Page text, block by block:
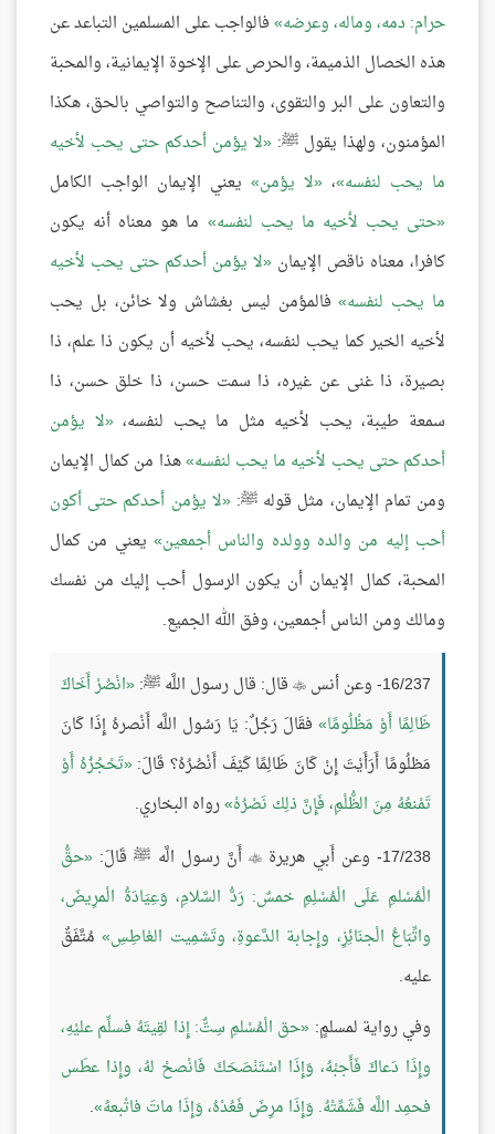
حرام: دمه، وماله، وعرضه فالواجب على المسلمين التباعد عن
هذه الخصال الذميمة، والحرص على الإخوة الإيمانية، والمحبة
والتعاون على البر والتقوى، والتناصح والتواصي بالحق، هكذا
المؤمنون، ولهذا يقول ﷺ: لا يؤمن أحدكم حتى يحب لأخيه
ما يحب لنفسه ، لا يؤمن
يعني الإيمان الواجب الكامل
حتى يحب لأخيه ما يحب لنفسه
ما هو معناه أنه يكون
كافرا، معناه ناقص الإيمان لا يؤمن أحدكم حتى يحب لأخيه
ما يحب لنفسه فالمؤمن ليس بغشاش ولا خائن، بل يحب
لأخيه الخير كما يحب لنفسه، يحب لأخيه أن يكون ذا علم، ذا
بصيرة، ذا غنى عن غيره، ذا سمت حسن، ذا خلق حسن، ذا
سمعة طيبة، يحب لأخيه مثل ما يحب لنفسه، لا يؤمن
أحدكم حتى يحب لأخيه ما يحب لنفسه هذا من كمال الإيمان
ومن تمام الإيمان، مثل قوله ﷺ: لا يؤمن أحدكم حتى أكون
أحب إليه من والده وولده والناس أجمعين يعني من كمال
المحبة، كمال الإيمان أن يكون الرسول أحب إليك من نفسك
ومالك ومن الناس أجمعين، وفق الله الجميع.
16/237- وعن أنس  قال: قال رسول اللَّه ﷺ: انْصُرْ أَخَاكَ
ظَالِمًا أَوْ مَظْلُومًا فقَالَ رَجُلٌ: يَا رَسُول اللَّه أَنْصرهُ إِذَا كَانَ
مَظلُومًا أَرَأَيْتَ إِنْ كَانَ ظَالِمًا كَيْفَ أَنْصُرُهُ؟ قَالَ: تَحْجُزُهُ أَوْ
تَمْنعُهُ مِنَ الظُّلْمِ، فَإِنَّ ذلِك نَصْرُهْ رواه البخاري.
17/238- وعن أَبي هريرة
أَنَّ رسول الَّه ﷺ قَالَ: حقُّ
الْمُسْلمِ عَلَى الْمُسْلِمِ خمسٌ: رَدُّ السَّلامِ، وَعِيَادَةُ الْمرِيضَ،
واتِّبَاعُ الْجنَائِزِ، وإِجابة الدَّعوةِ، وتَشمِيت العْاطِسِ مُتَّفَقٌ
عليه.
وفي رواية لمسلمٍ: حق الْمُسْلمِ سِتٌّ: إِذا لقِيتَهُ فسلِّم عليْهِ،
وإِذَا دَعاكَ فَأَجبْهُ، وَإِذَا اسْتَنْصَحَكَ فَانْصحْ لهُ، وإِذا عطَس
فحمِد اللَّه فَشَمِّتْهُ. وَإِذَا مرِضَ فَعُدْهُ، وَإِذَا ماتَ فاتْبعهُ .